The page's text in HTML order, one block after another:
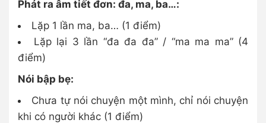
Phát ra âm tiết đơn: đa, ma, ba…:
Lặp 1 lần ma, ba… (1 điểm)
Lặp lại 3 lần “đa đa đa” / “ma ma ma” (4
điểm)
Nói bập bẹ:
Chưa tự nói chuyện một mình, chỉ nói chuyện
khi có người khác (1 điểm)